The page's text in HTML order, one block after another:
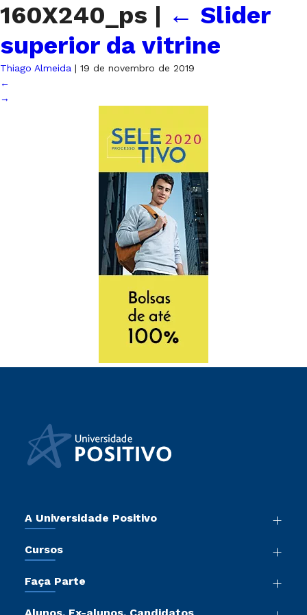
160X240_ps | ← Slider
superior da vitrine
Thiago Almeida | 19 de novembro de 2019
←
→
A Universidade Positivo
Sala de Imprensa
Trabalhe Conosco
Sou Colaborador
Cursos
Pós-Graduação
Faça Parte